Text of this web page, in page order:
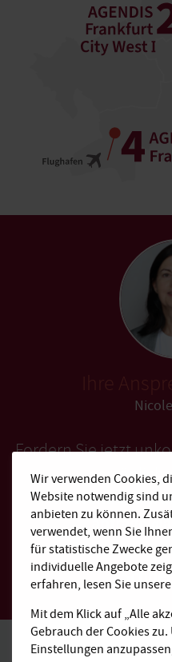
Ihre
Fordern Sie jetzt
Kostenfrei
Wir verwenden Cookies,
Website notwendig sind
anbieten zu können.
verwendet, wenn Sie
für statistische Zwecke
individuelle Angebote
erfahren, lesen Sie
Mit dem Klick auf „Alle
Gebrauch der Cookies
Einstellungen